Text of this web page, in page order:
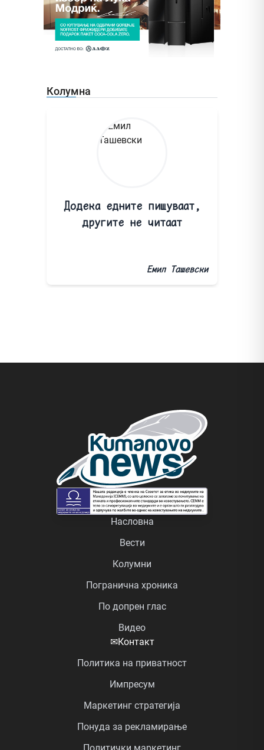
Колумна
Додека едните пишуваат,
другите не читаат
Емил Ташевски
Насловна
Вести
Колумни
Погранична хроника
По допрен глас
Видео
✉Контакт
Политика на приватност
Импресум
Маркетинг стратегија
Понуда за рекламирање